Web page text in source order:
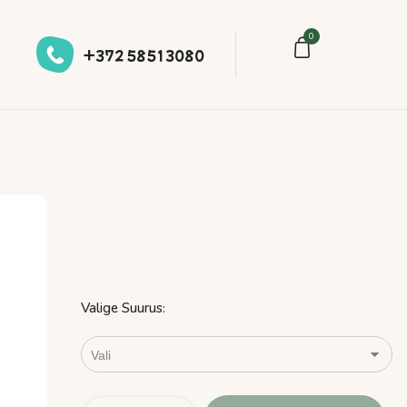
+372 58513080
0
Valige Suurus